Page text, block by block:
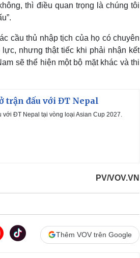
thì điều quan trọng là chúng tôi
cầu thủ nhập tịch của họ có chuyên
nhưng thật tiếc khi phải nhận kết
sẽ thể hiện một bộ mặt khác và thi
trận đấu với ĐT Nepal
ĐT Nepal tại vòng loại Asian Cup 2027.
PV/VOV.VN
Thêm VOV trên Google